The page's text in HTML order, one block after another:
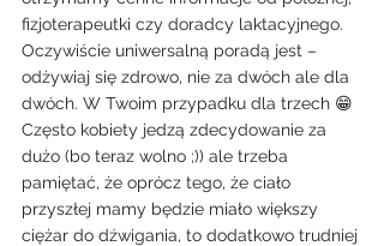
fizjoterapeutki czy doradcy laktacyjnego.
Oczywiście uniwersalną poradą jest –
odżywiaj się zdrowo, nie za dwóch ale dla
dwóch. W Twoim przypadku dla trzech 😁
Często kobiety jedzą zdecydowanie za
dużo (bo teraz wolno ;)) ale trzeba
pamiętać, że oprócz tego, że ciało
przyszłej mamy będzie miało większy
ciężar do dźwigania, to dodatkowo trudniej